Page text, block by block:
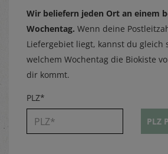
Wir beliefern jeden Ort an einem
Wochentag. Wenn deine
Liefergebiet liegt, kannst du gleich
welchem Wochentag die Biokiste
dir kommt.
PLZ*
PLZ